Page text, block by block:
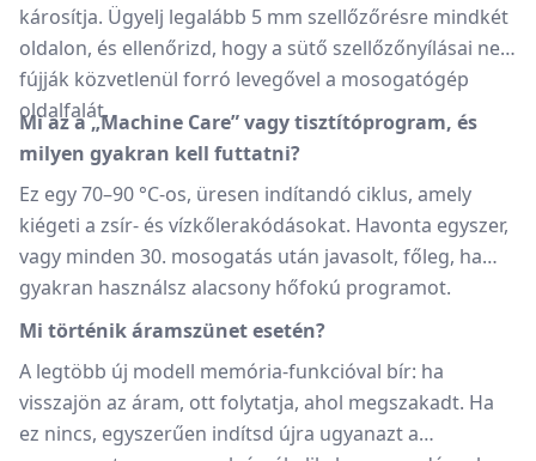
károsítja. Ügyelj legalább 5 mm szellőzőrésre mindkét
oldalon, és ellenőrizd, hogy a sütő szellőzőnyílásai ne
fújják közvetlenül forró levegővel a mosogatógép
oldalfalát.
Mi az a „Machine Care” vagy tisztítóprogram, és
milyen gyakran kell futtatni?
Ez egy 70–90 °C-os, üresen indítandó ciklus, amely
kiégeti a zsír- és vízkőlerakódásokat. Havonta egyszer,
vagy minden 30. mosogatás után javasolt, főleg, ha
gyakran használsz alacsony hőfokú programot.
Mi történik áramszünet esetén?
A legtöbb új modell memória-funkcióval bír: ha
visszajön az áram, ott folytatja, ahol megszakadt. Ha
ez nincs, egyszerűen indítsd újra ugyanazt a